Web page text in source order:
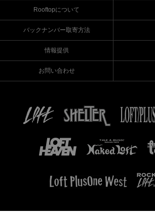
Rooftopについて
バックナンバー取寄方法
情報提供
お問い合わせ